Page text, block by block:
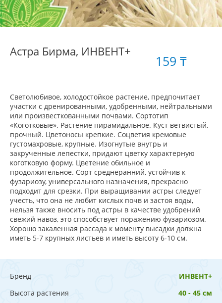
Астра Бирма, ИНВЕНТ+
159 ₸
Светолюбивое, холодостойкое растение, предпочитает
участки с дренированными, удобренными, нейтральными
или произвесткованными почвами. Сортотип
«Коготковые». Растение пирамидальное. Куст ветвистый,
прочный. Цветоносы крепкие. Соцветия кремовые
густомахровые, крупные. Изогнутые внутрь и
закрученные лепестки, придают цветку характерную
коготковую форму. Цветение обильное и
продолжительное. Сорт среднеранний, устойчив к
фузариозу, универсального назначения, прекрасно
подходит для срезки. При выращивании астры следует
учесть, что она не любит кислых почв и застоя воды,
нельзя также вносить под астры в качестве удобрений
свежий навоз, это способствует поражению фузариозом.
Хорошо закаленная рассада к моменту высадки должна
иметь 5-7 крупных листьев и иметь высоту 6-10 см.
Бренд
ИНВЕНТ+
Высота растения
40 - 45 см